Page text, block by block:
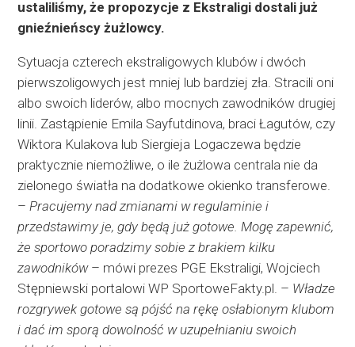
ustaliliśmy, że propozycje z Ekstraligi dostali już
gnieźnieńscy żużlowcy.
Sytuacja czterech ekstraligowych klubów i dwóch
pierwszoligowych jest mniej lub bardziej zła. Stracili oni
albo swoich liderów, albo mocnych zawodników drugiej
linii. Zastąpienie Emila Sayfutdinova, braci Łagutów, czy
Wiktora Kulakova lub Siergieja Logaczewa będzie
praktycznie niemożliwe, o ile żużlowa centrala nie da
zielonego światła na dodatkowe okienko transferowe.
–Pracujemy nad zmianami w regulaminie i
przedstawimy je, gdy będą już gotowe. Mogę zapewnić,
że sportowo poradzimy sobie z brakiem kilku
zawodników– mówi prezes PGE Ekstraligi, Wojciech
Stępniewski portalowi WP SportoweFakty.pl. – Władze
rozgrywek gotowe są pójść na rękę osłabionym klubom
i dać im sporą dowolność w uzupełnianiu swoich